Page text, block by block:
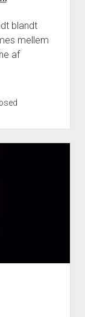
blandt
mellem
af